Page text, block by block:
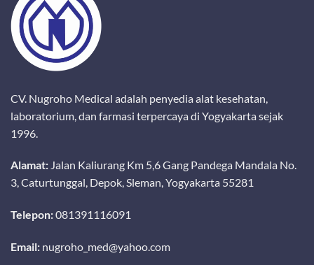
CV. Nugroho Medical adalah penyedia alat kesehatan,
laboratorium, dan farmasi terpercaya di Yogyakarta sejak
1996.
Alamat: Jalan Kaliurang Km 5,6 Gang Pandega Mandala No.
3, Caturtunggal, Depok, Sleman, Yogyakarta 55281
Telepon:081391116091
Email: nugroho_med@yahoo.com